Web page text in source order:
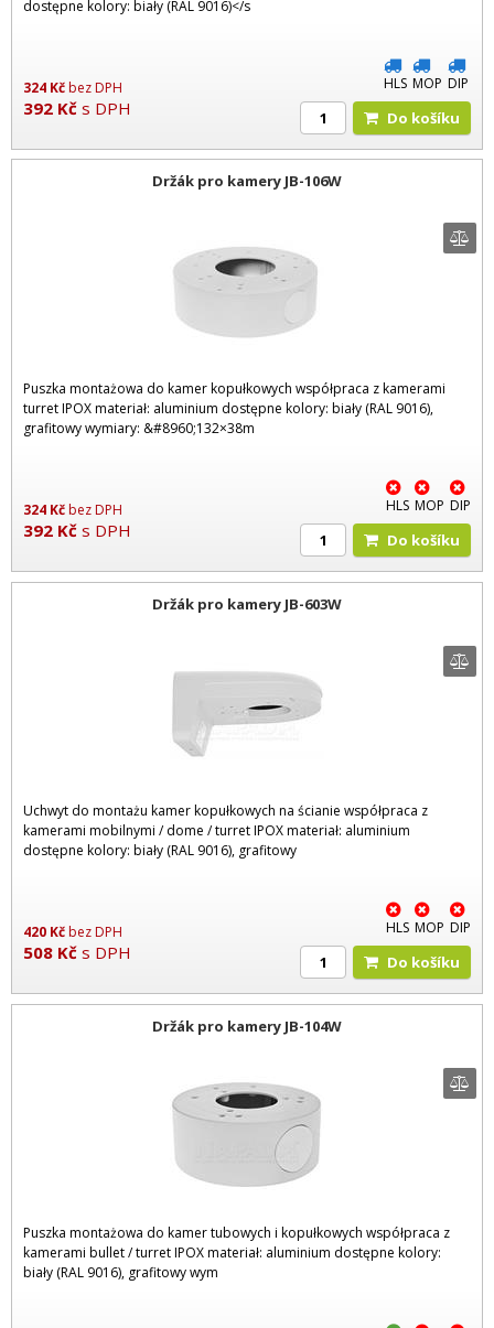
dostępne kolory: biały (RAL 9016)</s
324 Kčbez DPH
392 Kč s DPH
HLS MOP DIP
Do košíku
Držák pro kamery JB-106W
Puszka montażowa do kamer kopułkowych współpraca z kamerami
turret IPOX materiał: aluminium dostępne kolory: biały (RAL 9016),
grafitowy wymiary: &#8960;132×38m
324 Kčbez DPH
392 Kč s DPH
HLS MOP DIP
Do košíku
Držák pro kamery JB-603W
Uchwyt do montażu kamer kopułkowych na ścianie współpraca z
kamerami mobilnymi / dome / turret IPOX materiał: aluminium
dostępne kolory: biały (RAL 9016), grafitowy
420 Kčbez DPH
508 Kč s DPH
HLS MOP DIP
Do košíku
Držák pro kamery JB-104W
Puszka montażowa do kamer tubowych i kopułkowych współpraca z
kamerami bullet / turret IPOX materiał: aluminium dostępne kolory:
biały (RAL 9016), grafitowy wym